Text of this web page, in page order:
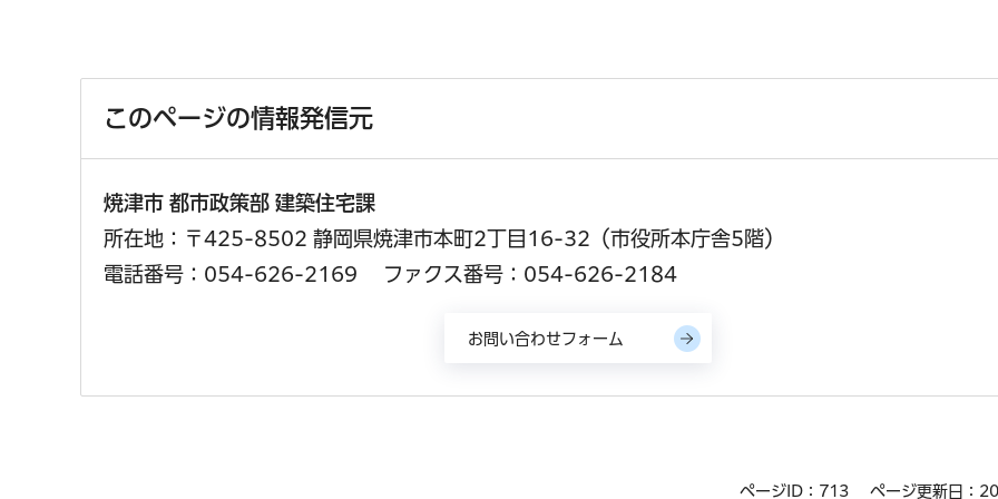
このページの情報発信元
焼津市 都市政策部 建築住宅課
所在地：〒425-8502 静岡県焼津市本町2丁目16-32（市役所本庁舎5階）
電話番号：054-626-2169
ファクス番号：054-626-2184
ページID：713 ページ更新日：